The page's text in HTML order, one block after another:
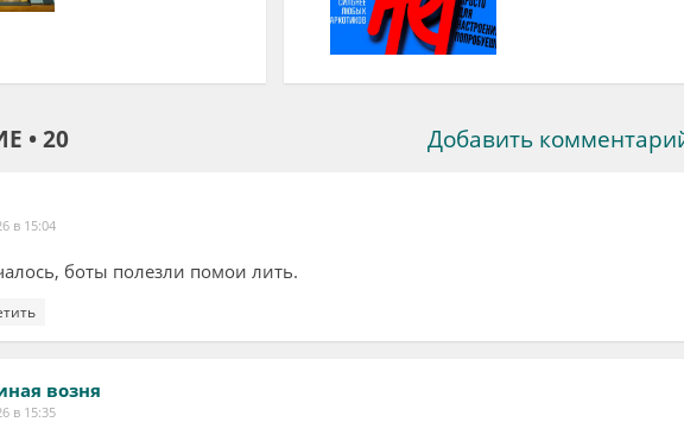
• 20 Добавить
в 15:04
боты полезли помои лить.
возня
в 15:35